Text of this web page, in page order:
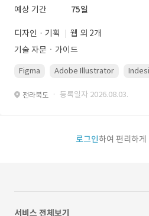
예상 기간
75일
디자인 · 기획
웹 외 2개
기술 자문ㆍ가이드
Figma Adobe Illustrator
전라북도 · 등록일자 2026.08.03.
로그인하여 편리하
서비스 전체보기